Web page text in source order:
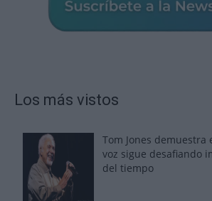
Los más vistos
Tom Jones
voz sigue desafiando
del tiempo